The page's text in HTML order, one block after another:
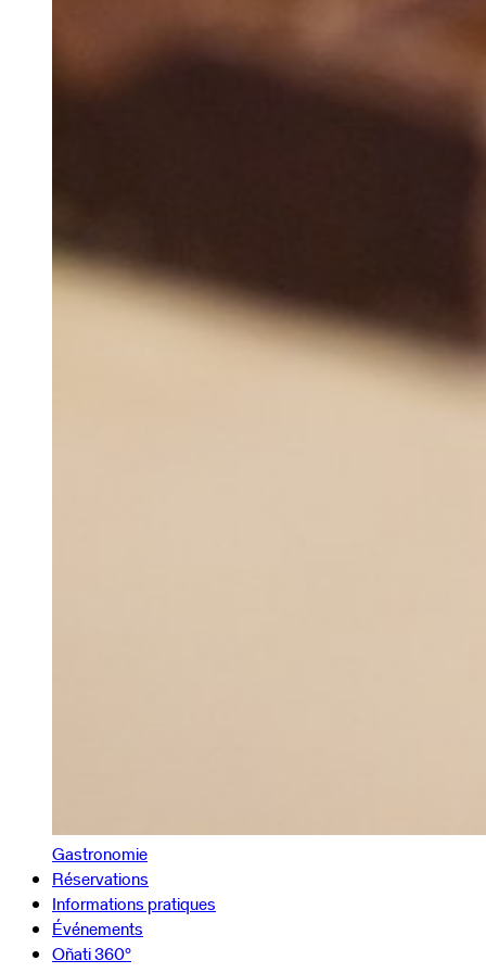
Gastronomie
Réservations
Informations pratiques
Événements
Oñati 360º